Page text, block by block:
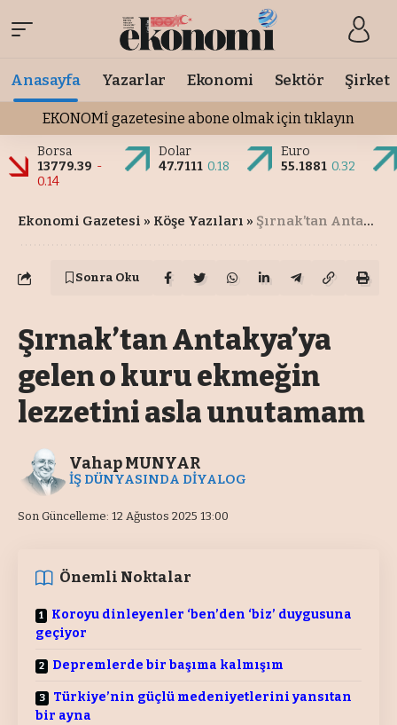
Anasayfa Yazarlar Ekonomi Sektör Şirket
EKONOMİ gazetesine abone olmak için tıklayın
Borsa
13779.39 -
0.14
Dolar
47.7111 0.18
Euro
55.1881 0.32
Ekonomi Gazetesi » Köşe Yazıları » Şırnak’tan Antakya’ya gelen o kuru ekmeğin lezzetini asla unutamam
Sonra Oku
Şırnak’tan Antakya’ya
gelen o kuru ekmeğin
lezzetini asla unutamam
Son Güncelleme: 12 Ağustos 2025 13:00
Vahap MUNYAR
İŞ DÜNYASINDA DİYALOG
Önemli Noktalar
Koroyu dinleyenler ‘ben’den ‘biz’ duygusuna
geçiyor
Depremlerde bir başıma kalmışım
Türkiye’nin güçlü medeniyetlerini yansıtan
bir ayna